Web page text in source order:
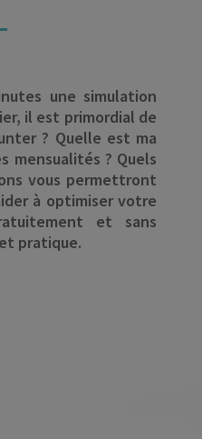
une simulation
il est primordial de
? Quelle est ma
mensualités ? Quels
vous permettront
à optimiser votre
et sans
pratique.